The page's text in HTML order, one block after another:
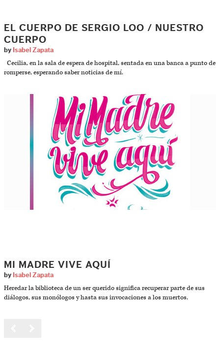
EL CUERPO DE SERGIO LOO / NUESTRO
CUERPO
by Isabel Zapata
Cecilia, en la sala de espera de hospital, sentada en una banca a punto de
romperse, esperando saber noticias de mí.
MI MADRE VIVE AQUÍ
by Isabel Zapata
Heredar la biblioteca de un ser querido significa recuperar parte de sus
diálogos, sus monólogos y hasta sus invocaciones a los muertos.